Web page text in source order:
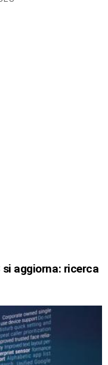
si aggiorna: ricerca